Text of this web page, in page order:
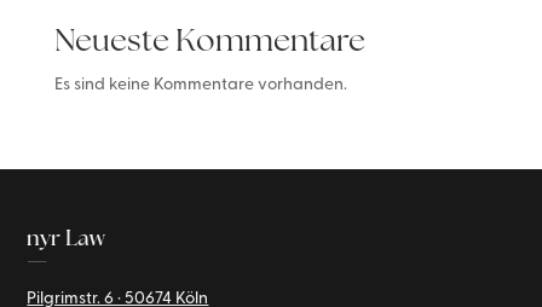
Neueste Kommentare
Es sind keine Kommentare vorhanden.
nyr Law
—
Pilgrimstr. 6 · 50674 Köln